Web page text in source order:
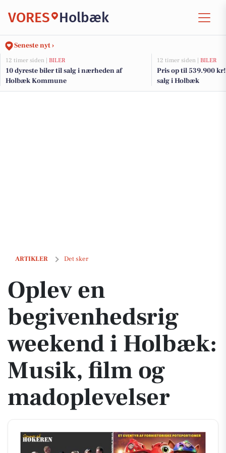
VORES Holbæk
Seneste nyt ›
12 timer siden | BILER
10 dyreste biler til salg i nærheden af
Holbæk Kommune
12 timer siden | BILER
Pris op til 539.900
salg i Holbæk
ARTIKLER Det sker
Oplev en begivenhedsrig weekend i Holbæk: Musik, film og
Oplev en
begivenhedsrig
weekend i Holbæk:
Musik, film og
madoplevelser